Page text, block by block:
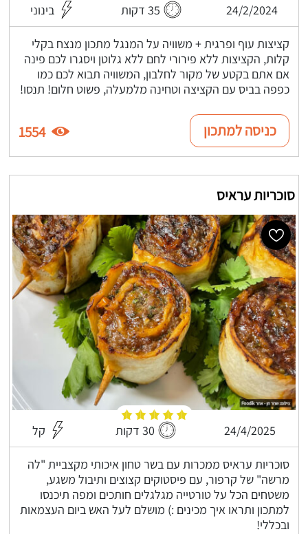
24/2/2024 35 דקות בינוני
קציצות עוף ופרגית + משוויה על המנגל מתכון מנצח בקלי
קלות, הקציצות ללא פירורי לחם ללא גלוטן ויסגרו לכם פינה
אם אתם בקטע של מקור לחלבון, המשוויה תבוא לכם כמו
כפפה בביס עם הקציצה וטחינה מלמעלה, פשוט חלום! תנסו!
כניסה למתכון 1554
סוכריות עראיס
24/4/2025 30 דקות קל
סוכריות עראיס ממכרות עם בשר טחון איכותי מקצביית "לה
מרשה" של קרפור, עם פיסטוקים קצוצים ותיבול משגע,
משטחים הכל על טורטייה מגלגלים חותכים ומפה תיכנסו
למתכון ותראו איך מכינים :) מושלם לעל האש ביום העצמאות
ובכללי!